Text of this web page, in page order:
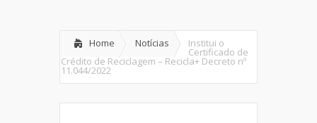
Home Notícias Institui o
Certificado de
Crédito de Reciclagem – Recicla+ Decreto nº
11.044/2022